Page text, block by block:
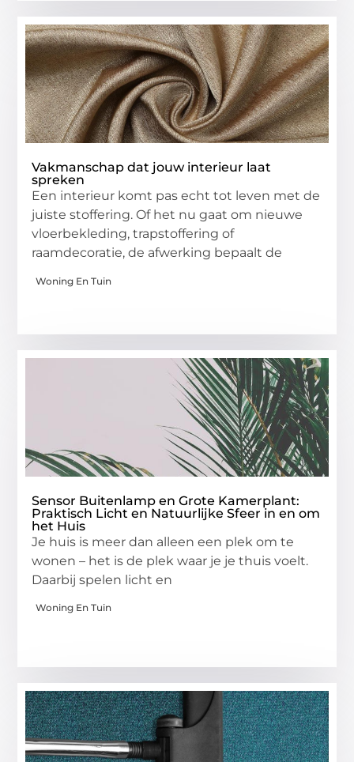
Vakmanschap dat jouw interieur laat
spreken
Een interieur komt pas echt tot leven met de
juiste stoffering. Of het nu gaat om nieuwe
vloerbekleding, trapstoffering of
raamdecoratie, de afwerking bepaalt de
Woning En Tuin
Sensor Buitenlamp en Grote Kamerplant:
Praktisch Licht en Natuurlijke Sfeer in en om
het Huis
Je huis is meer dan alleen een plek om te
wonen – het is de plek waar je je thuis voelt.
Daarbij spelen licht en
Woning En Tuin